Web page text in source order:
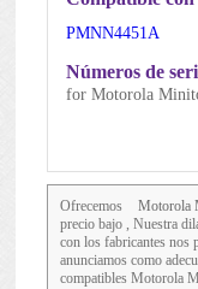
PMNN4451A
Números de
for Motorola
Ofrecemos Motorola
precio bajo , Nuestra
con los fabricantes nos
anunciamos como
compatibles Motorola